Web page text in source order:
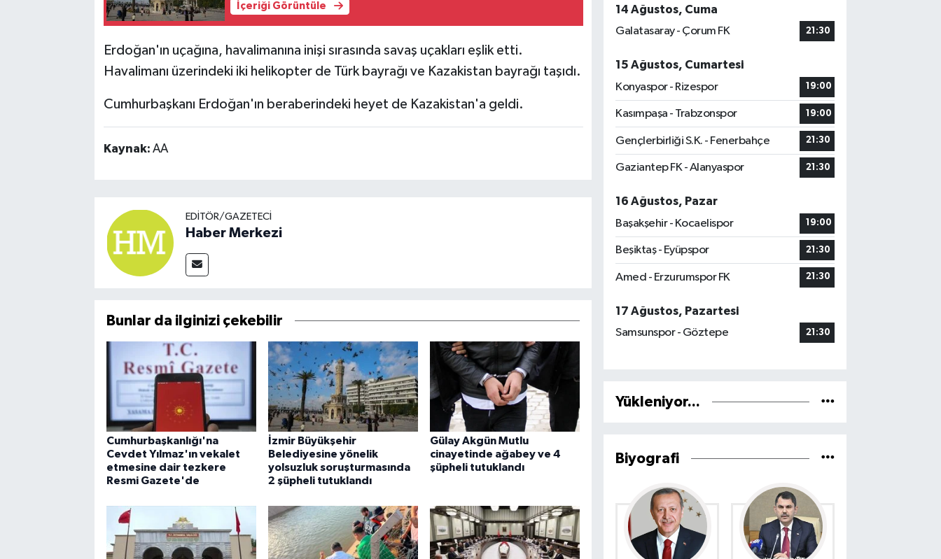
İçeriği Görüntüle
Erdoğan'ın uçağına, havalimanına inişi sırasında savaş uçakları eşlik etti.
Havalimanı üzerindeki iki helikopter de Türk bayrağı ve Kazakistan bayrağı taşıdı.
Cumhurbaşkanı Erdoğan'ın beraberindeki heyet de Kazakistan'a geldi.
Kaynak: AA
EDITÖR/GAZETECI
Haber Merkezi
Bunlar da ilginizi çekebilir
Cumhurbaşkanlığı'na
Cevdet Yılmaz'ın vekalet
etmesine dair tezkere
Resmi Gazete'de
İzmir Büyükşehir
Belediyesine yönelik
yolsuzluk soruşturmasında
2 şüpheli tutuklandı
Gülay Akgün Mutlu
cinayetinde ağabey ve 4
şüpheli tutuklandı
14 Ağustos, Cuma
Galatasaray - Çorum FK
21:30
15 Ağustos, Cumartesi
Konyaspor - Rizespor
19:00
Kasımpaşa - Trabzonspor 19:00
Gençlerbirliği S.K. - Fenerbahçe 21:30
Gaziantep FK - Alanyaspor 21:30
16 Ağustos, Pazar
Başakşehir - Kocaelispor
19:00
Beşiktaş - Eyüpspor 21:30
Amed - Erzurumspor FK 21:30
17 Ağustos, Pazartesi
Samsunspor - Göztepe
21:30
Yükleniyor...
Biyografi